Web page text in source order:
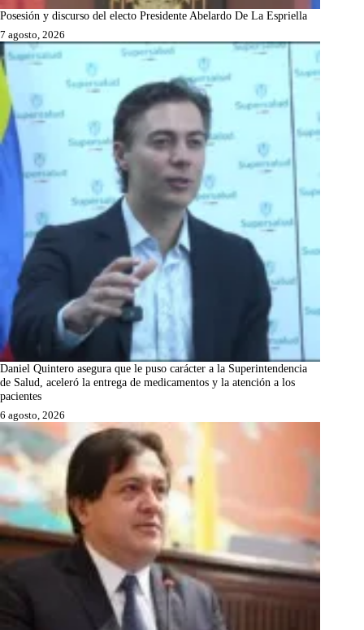
Posesión y discurso del electo Presidente Abelardo De La Espriella
7 agosto, 2026
Daniel Quintero asegura que le puso carácter a la Superintendencia
de Salud, aceleró la entrega de medicamentos y la atención a los
pacientes
6 agosto, 2026